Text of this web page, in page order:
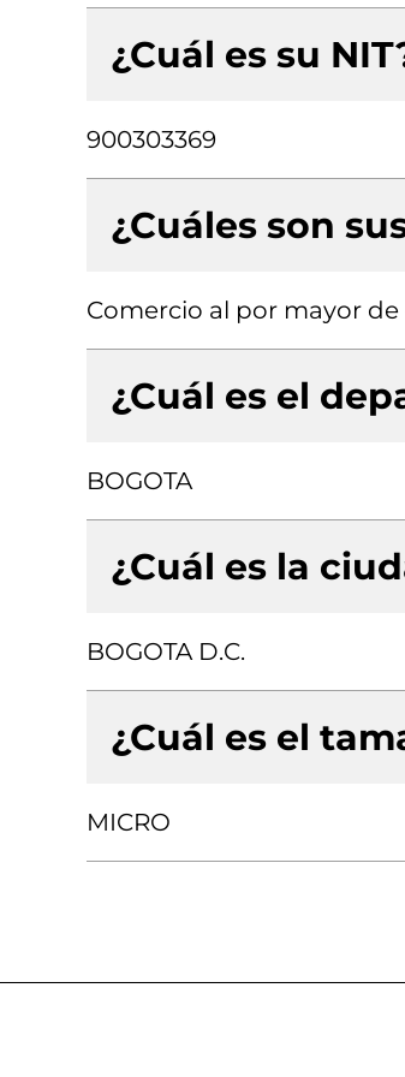
¿Cuál es su
900303369
¿Cuáles son
Comercio al por mayor
¿Cuál es el
BOGOTA
¿Cuál es la
BOGOTA D.C.
¿Cuál es el
MICRO